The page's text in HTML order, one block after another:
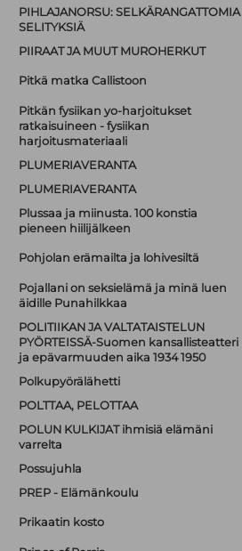
PIHLAJANORSU: SELKÄRANGATTOMIA
SELITYKSIÄ
PIIRAAT JA MUUT MUROHERKUT
Pitkä matka Callistoon
Pitkän fysiikan yo-harjoitukset
ratkaisuineen - fysiikan
harjoitusmateriaali
PLUMERIAVERANTA
PLUMERIAVERANTA
Plussaa ja miinusta. 100 konstia
pieneen hiilijälkeen
Pohjolan erämailta ja lohivesiltä
Pojallani on seksielämä ja minä luen
äidille Punahilkkaa
POLITIIKAN JA VALTATAISTELUN
PYÖRTEISSÄ-Suomen kansallisteatteri
ja epävarmuuden aika 1934 1950
Polkupyörälähetti
POLTTAA, PELOTTAA
POLUN KULKIJAT ihmisiä elämäni
varrelta
Possujuhla
PREP - Elämänkoulu
Prikaatin kosto